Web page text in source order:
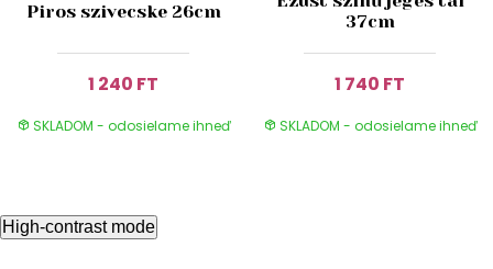
Piros szivecske 26cm
1 240 FT
SKLADOM - odosielame ihneď
37cm
1 740 FT
SKLADOM - odosielame ihneď
High-contrast mode